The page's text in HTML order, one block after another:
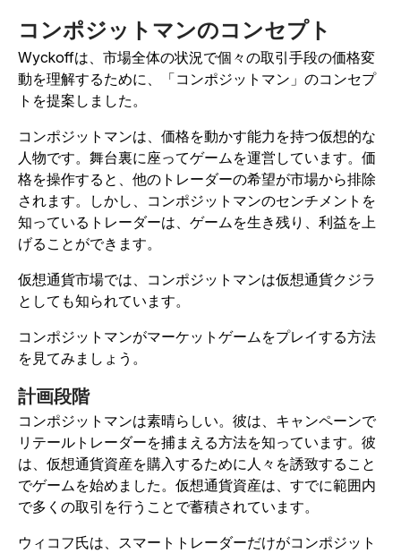
コンポジットマンのコンセプト
Wyckoffは、市場全体の状況で個々の取引手段の価格変
動を理解するために、「コンポジットマン」のコンセプ
トを提案しました。
コンポジットマンは、価格を動かす能力を持つ仮想的な
人物です。舞台裏に座ってゲームを運営しています。価
格を操作すると、他のトレーダーの希望が市場から排除
されます。しかし、コンポジットマンのセンチメントを
知っているトレーダーは、ゲームを生き残り、利益を上
げることができます。
仮想通貨市場では、コンポジットマンは仮想通貨クジラ
としても知られています。
コンポジットマンがマーケットゲームをプレイする方法
を見てみましょう。
計画段階
コンポジットマンは素晴らしい。彼は、キャンペーンで
リテールトレーダーを捕まえる方法を知っています。彼
は、仮想通貨資産を購入するために人々を誘致すること
でゲームを始めました。仮想通貨資産は、すでに範囲内
で多くの取引を行うことで蓄積されています。
ウィコフ氏は、スマートトレーダーだけがコンポジット